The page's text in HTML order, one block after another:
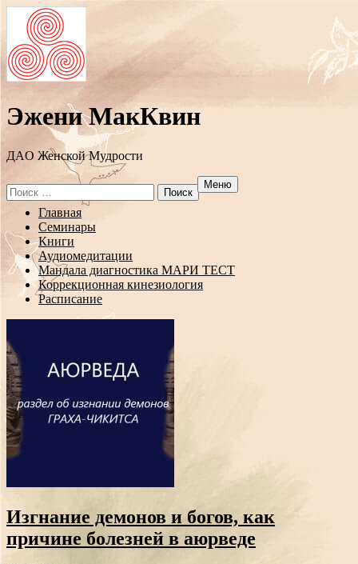
Эжени МакКвин
ДAO Женской Мудрости
Search
for:
Меню
Перейти
содержанию
Главная
Семинары
Книги
Аудиомедитации
Мандала диагностика МАРИ ТЕСТ
Коррекционная кинезиология
Расписание
Изгнание демонов и богов, как
причине болезней в аюрведе